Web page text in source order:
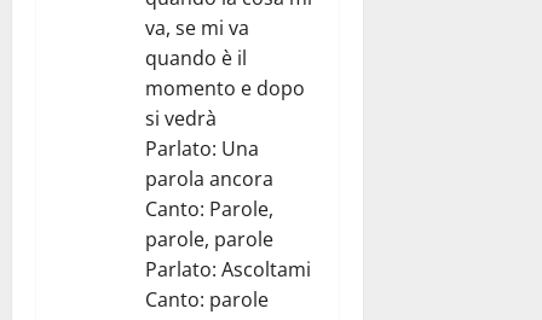
va, se mi va
quando è il
momento e dopo
si vedrà
Parlato: Una
parola ancora
Canto: Parole,
parole, parole
Parlato: Ascoltami
Canto: parole